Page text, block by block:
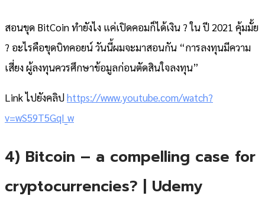
สอนขุด BitCoin ทำยังไง แค่เปิดคอมก็ได้เงิน ? ใน ปี 2021 คุ้มมั้ย
? อะไรคือขุดบิทคอยน์ วันนี้ผมจะมาสอนกัน “การลงทุนมีความ
เสี่ยง ผู้ลงทุนควรศึกษาข้อมูลก่อนตัดสินใจลงทุน”
Link ไปยังคลิปhttps://www.youtube.com/watch?
v=wS59T5GqI_w
4) Bitcoin – a compelling case for
cryptocurrencies? | Udemy